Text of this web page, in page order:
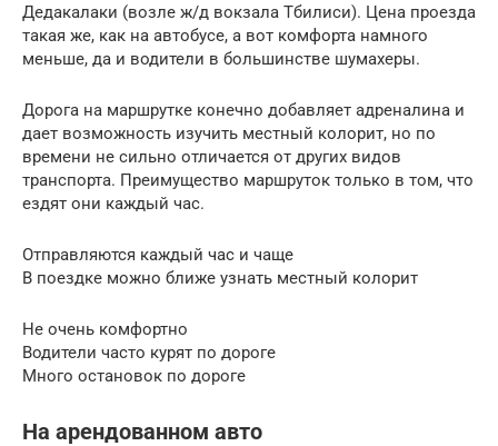
Дедакалаки (возле ж/д вокзала Тбилиси). Цена проезда
такая же, как на автобусе, а вот комфорта намного
меньше, да и водители в большинстве шумахеры.
Дорога на маршрутке конечно добавляет адреналина и
дает возможность изучить местный колорит, но по
времени не сильно отличается от других видов
транспорта. Преимущество маршруток только в том, что
ездят они каждый час.
Отправляются каждый час и чаще
В поездке можно ближе узнать местный колорит
Не очень комфортно
Водители часто курят по дороге
Много остановок по дороге
На арендованном авто